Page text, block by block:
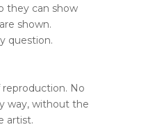
they can show
shown.
question.
reproduction. No
way, without the
artist.